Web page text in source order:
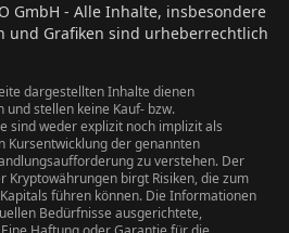
GmbH - Alle Inhalte, insbesondere
und Grafiken sind urheberrechtlich
dargestellten Inhalte dienen
stellen keine Kauf- bzw.
sind weder explizit noch implizit als
Kursentwicklung der genannten
zu verstehen. Der
Kryptowährungen birgt Risiken, die zum
führen können. Die Informationen
Bedürfnisse ausgerichtete,